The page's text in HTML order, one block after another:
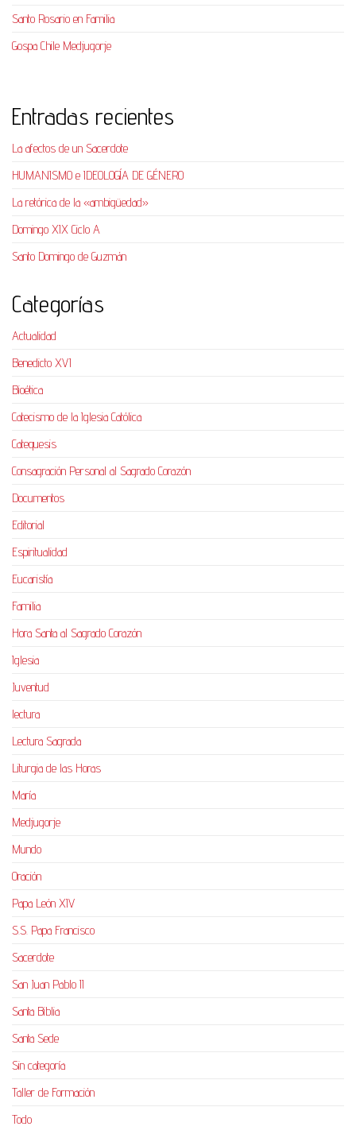
Santo Rosario en Familia
Gospa Chile Medjugorje
Entradas recientes
La afectos de un Sacerdote
HUMANISMO e IDEOLOGÍA DE GÉNERO
La retórica de la «ambigüedad»
Domingo XIX Ciclo A
Santo Domingo de Guzmán
Categorías
Actualidad
Benedicto XVI
Bioética
Catecismo de la Iglesia Católica
Catequesis
Consagración Personal al Sagrado Corazón
Documentos
Editorial
Espiritualidad
Eucaristía
Familia
Hora Santa al Sagrado Corazón
Iglesia
Juventud
lectura
Lectura Sagrada
Liturgia de las Horas
María
Medjugorje
Mundo
Oración
Papa León XIV
S.S. Papa Francisco
Sacerdote
San Juan Pablo II
Santa Biblia
Santa Sede
Sin categoría
Taller de Formación
Todo